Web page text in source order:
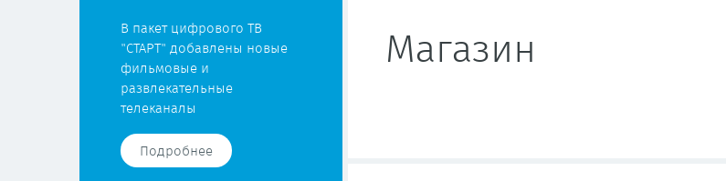
В пакет цифрового ТВ
"СТАРТ" добавлены новые
фильмовые и
развлекательные
телеканалы
Подробнее
Магазин